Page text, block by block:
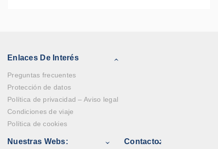
Enlaces De Interés
Preguntas frecuentes
Protección de datos
Política de privacidad – Aviso legal
Condiciones de viaje
Política de cookies
Nuestras Webs: Contacto: